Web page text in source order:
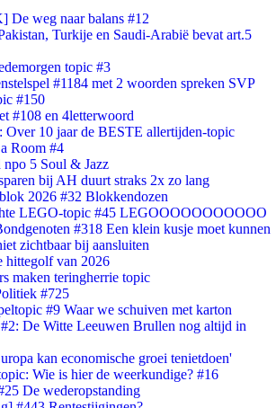
De weg naar balans #12
Turkije en Saudi-Arabië bevat art.5
topic #3
#1184 met 2 woorden spreken SVP
#150
#108 en 4letterwoord
Over 10 jaar de BESTE allertijden-topic
Room #4
npo 5 Soul & Jazz
bij AH duurt straks 2x zo lang
2026 #32 Blokkendozen
LEGO-topic #45 LEGOOOOOOOOOOO
#318 Een klein kusje moet kunnen
zichtbaar bij aansluiten
hittegolf van 2026
maken teringherrie topic
#725
#9 Waar we schuiven met karton
De Witte Leeuwen Brullen nog altijd in
kan economische groei tenietdoen'
Wie is hier de weerkundige? #16
De wederopstanding